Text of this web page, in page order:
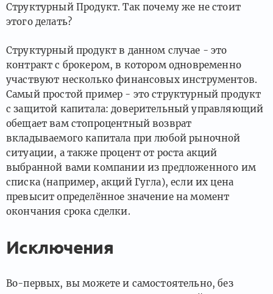
Структурный Продукт. Так почему же не стоит
этого делать?
Структурный продукт в данном случае - это
контракт с брокером, в котором одновременно
участвуют несколько финансовых инструментов.
Самый простой пример - это структурный продукт
с защитой капитала: доверительный управляющий
обещает вам стопроцентный возврат
вкладываемого капитала при любой рыночной
ситуации, а также процент от роста акций
выбранной вами компании из предложенного им
списка (например, акций Гугла), если их цена
превысит определённое значение на момент
окончания срока сделки.
Исключения
Во-первых, вы можете и самостоятельно, без